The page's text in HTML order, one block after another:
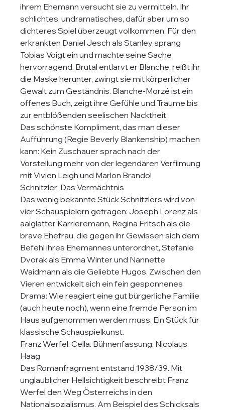
ihrem Ehemann versucht sie zu vermitteln. Ihr
schlichtes, undramatisches, dafür aber um so
dichteres Spiel überzeugt vollkommen. Für den
erkrankten Daniel Jesch als Stanley sprang
Tobias Voigt ein und machte seine Sache
hervorragend. Brutal entlarvt er Blanche, reißt ihr
die Maske herunter, zwingt sie mit körperlicher
Gewalt zum Geständnis. Blanche-Morzé ist ein
offenes Buch, zeigt ihre Gefühle und Träume bis
zur entblößenden seelischen Nacktheit.
Das schönste Kompliment, das man dieser
Aufführung (Regie Beverly Blankenship) machen
kann: Kein Zuschauer sprach nach der
Vorstellung mehr von der legendären Verfilmung
mit Vivien Leigh und Marlon Brando!
Schnitzler: Das Vermächtnis
Das wenig bekannte Stück Schnitzlers wird von
vier Schauspielern getragen: Joseph Lorenz als
aalglatter Karrieremann, Regina Fritsch als die
brave Ehefrau, die gegen ihr Gewissen sich dem
Befehl ihres Ehemannes unterordnet, Stefanie
Dvorak als Emma Winter und Nannette
Waidmann als die Geliebte Hugos. Zwischen den
Vieren entwickelt sich ein fein gesponnenes
Drama: Wie reagiert eine gut bürgerliche Familie
(auch heute noch), wenn eine fremde Person im
Haus aufgenommen werden muss. Ein Stück für
klassische Schauspielkunst.
Franz Werfel: Cella. Bühnenfassung: Nicolaus
Haag
Das Romanfragment entstand 1938/39. Mit
unglaublicher Hellsichtigkeit beschreibt Franz
Werfel den Weg Österreichs in den
Nationalsozialismus. Am Beispiel des Schicksals